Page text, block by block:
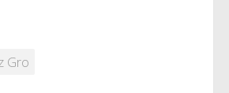
Gro